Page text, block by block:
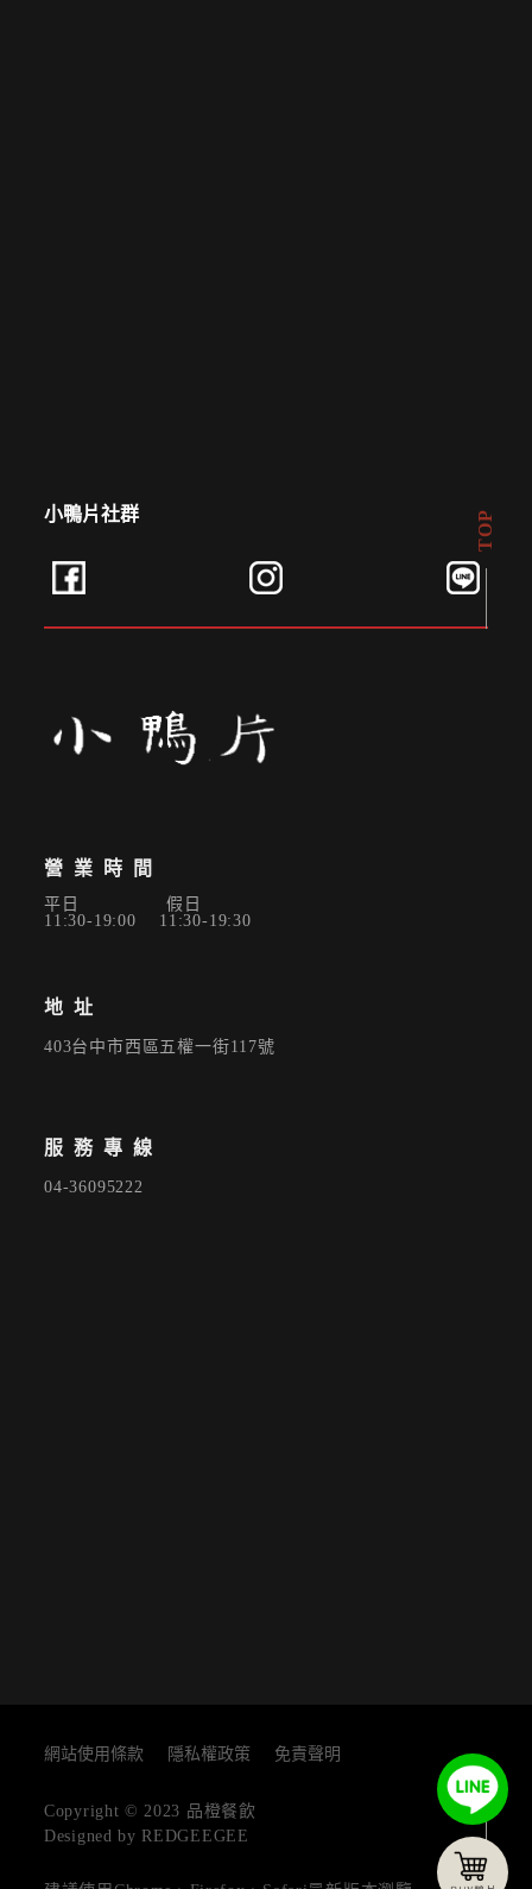
TOP
小鴨片社群
營業時間
平日 假日
11:30-19:00 11:30-19:30
地址
403台中市西區五權一街117號
服務專線
04-36095222
TOP
網站使用條款 隱私權政策 免責聲明
Copyright © 2023 品橙餐飲
Designed by REDGEEGEE